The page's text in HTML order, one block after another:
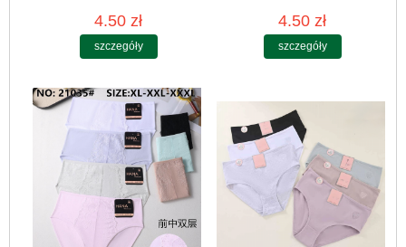
4.50 zł
szczegóły
4.50 zł
szczegóły